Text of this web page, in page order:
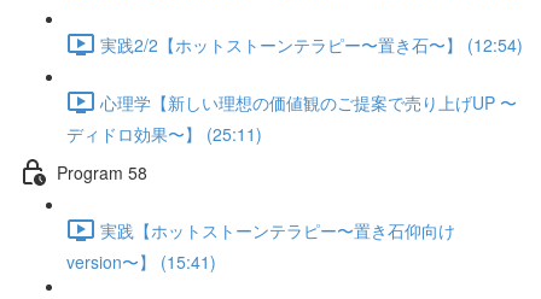
実践2/2【ホットストーンテラピー〜置き石〜】 (12:54)
心理学【新しい理想の価値観のご提案で売り上げUP 〜
ディドロ効果〜】 (25:11)
Program 58
実践【ホットストーンテラピー〜置き石仰向け
version〜】 (15:41)